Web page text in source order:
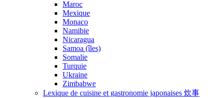
Maroc
Mexique
Monaco
Namibie
Nicaragua
Samoa (îles)
Somalie
Turquie
Ukraine
Zimbabwe
Lexique de cuisine et gastronomie japonaises 炊事